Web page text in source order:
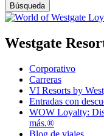
Westgate
Corporativo
Carreras
VI Resorts by
Entradas con
WOW Loyalty:
más.®